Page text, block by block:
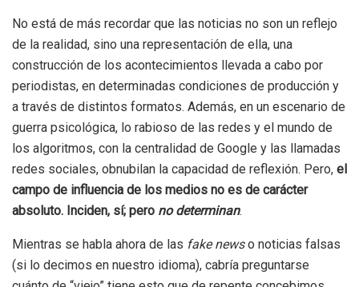
No está de más recordar que las noticias no son un reflejo
de la realidad, sino una representación de ella, una
construcción de los acontecimientos llevada a cabo por
periodistas, en determinadas condiciones de producción y
a través de distintos formatos. Además, en un escenario de
guerra psicológica, lo rabioso de las redes y el mundo de
los algoritmos, con la centralidad de Google y las llamadas
redes sociales, obnubilan la capacidad de reflexión. Pero, el
campo de influencia de los medios no es de carácter
absoluto. Inciden, sí; pero no determinan.
Mientras se habla ahora de las fake newso noticias falsas
(si lo decimos en nuestro idioma), cabría preguntarse